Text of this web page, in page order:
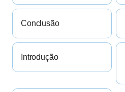
Conclusão
Introdução